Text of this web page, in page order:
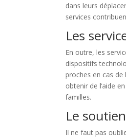
dans leurs
services
Les
En outre, les
dispositifs
proches en cas
obtenir de l’aide
familles.
Le
Il ne faut pas